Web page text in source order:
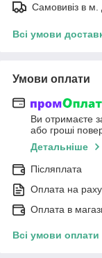
Самовивіз в
Всі умови
Умови оплати
Ви отримаєте
або гроші
Детальніше
Післяплата
Оплата на
Оплата в
Всі умови оплати